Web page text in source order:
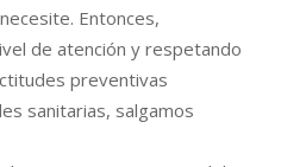
Entonces,
de atención y respetando
preventivas
sanitarias, salgamos